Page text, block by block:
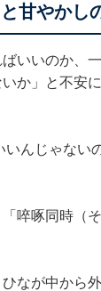
甘やかし
いいのか、
か」と不安
んじゃない
啐啄同時（
なが中から